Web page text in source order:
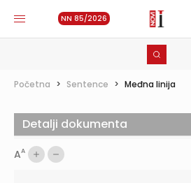
NN 85/2026
Početna > Sentence > Međna linija
AA
Detalji dokumenta